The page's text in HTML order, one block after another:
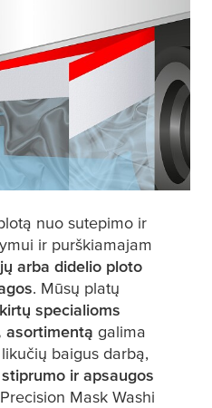
nuo sutepimo ir
ir purškiamajam
arba didelio ploto
. Mūsų platų
specialioms
asortimentą galima
baigus darbą,
ir apsaugos
Mask Washi